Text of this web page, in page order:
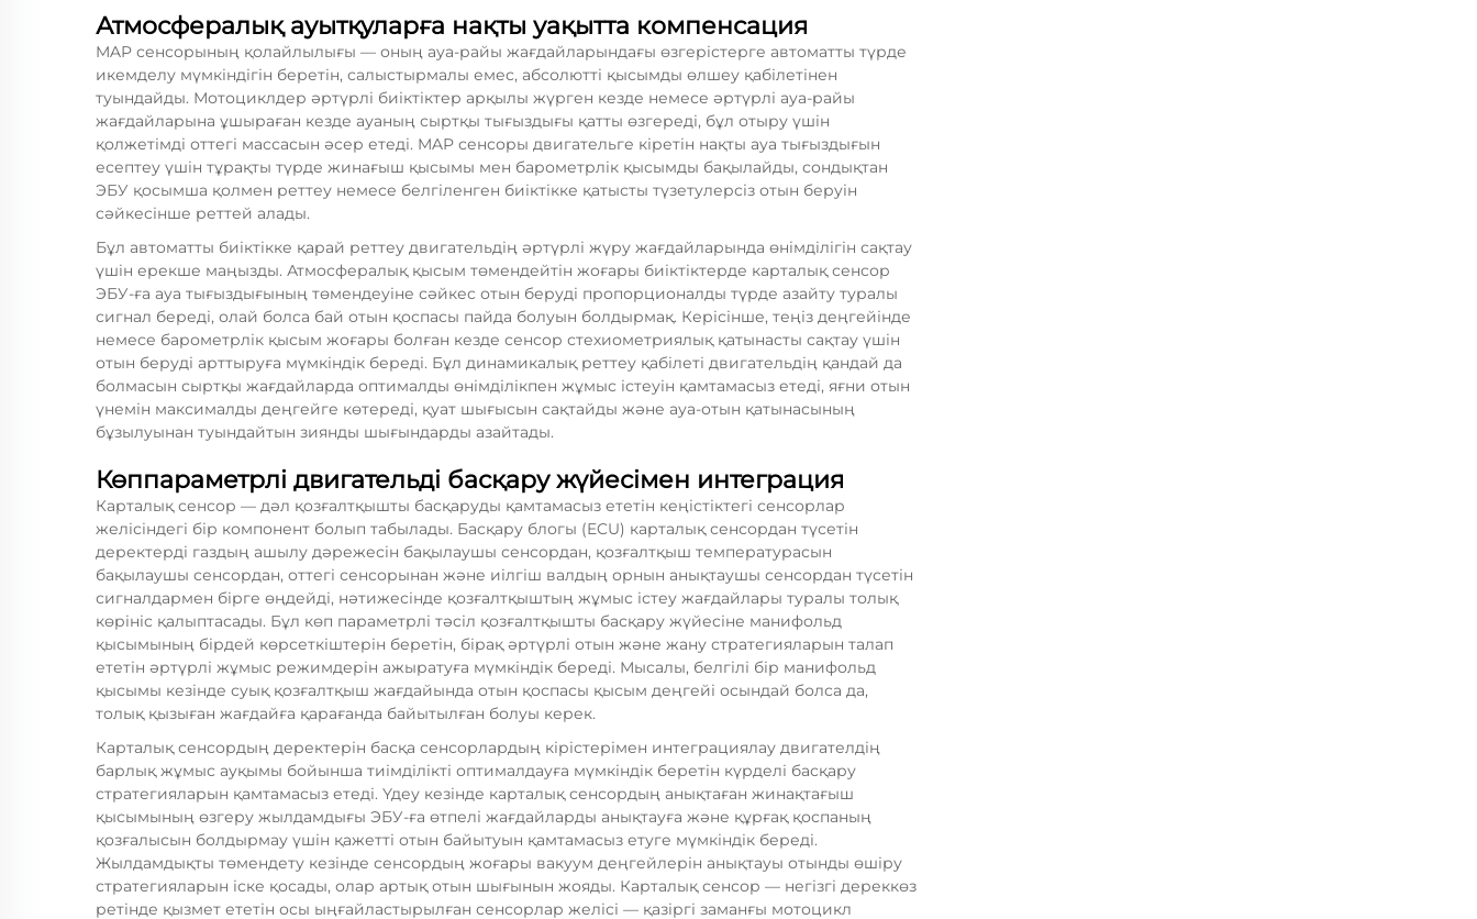
Атмосфералық ауытқуларға нақты уақытта компенсация
MAP сенсорының қолайлылығы — оның ауа-райы жағдайларындағы өзгерістерге автоматты түрде
икемделу мүмкіндігін беретін, салыстырмалы емес, абсолютті қысымды өлшеу қабілетінен
туындайды. Мотоциклдер әртүрлі биіктіктер арқылы жүрген кезде немесе әртүрлі ауа-райы
жағдайларына ұшыраған кезде ауаның сыртқы тығыздығы қатты өзгереді, бұл отыру үшін
қолжетімді оттегі массасын әсер етеді. MAP сенсоры двигательге кіретін нақты ауа тығыздығын
есептеу үшін тұрақты түрде жинағыш қысымы мен барометрлік қысымды бақылайды, сондықтан
ЭБУ қосымша қолмен реттеу немесе белгіленген биіктікке қатысты түзетулерсіз отын беруін
сәйкесінше реттей алады.
Бұл автоматты биіктікке қарай реттеу двигательдің әртүрлі жүру жағдайларында өнімділігін сақтау
үшін ерекше маңызды. Атмосфералық қысым төмендейтін жоғары биіктіктерде карталық сенсор
ЭБУ-ға ауа тығыздығының төмендеуіне сәйкес отын беруді пропорционалды түрде азайту туралы
сигнал береді, олай болса бай отын қоспасы пайда болуын болдырмақ. Керісінше, теңіз деңгейінде
немесе барометрлік қысым жоғары болған кезде сенсор стехиометриялық қатынасты сақтау үшін
отын беруді арттыруға мүмкіндік береді. Бұл динамикалық реттеу қабілеті двигательдің қандай да
болмасын сыртқы жағдайларда оптималды өнімділікпен жұмыс істеуін қамтамасыз етеді, яғни отын
үнемін максималды деңгейге көтереді, қуат шығысын сақтайды және ауа-отын қатынасының
бұзылуынан туындайтын зиянды шығындарды азайтады.
Көппараметрлі двигательді басқару жүйесімен интеграция
Карталық сенсор — дәл қозғалтқышты басқаруды қамтамасыз ететін кеңістіктегі сенсорлар
желісіндегі бір компонент болып табылады. Басқару блогы (ECU) карталық сенсордан түсетін
деректерді газдың ашылу дәрежесін бақылаушы сенсордан, қозғалтқыш температурасын
бақылаушы сенсордан, оттегі сенсорынан және иілгіш валдың орнын анықтаушы сенсордан түсетін
сигналдармен бірге өңдейді, нәтижесінде қозғалтқыштың жұмыс істеу жағдайлары туралы толық
көрініс қалыптасады. Бұл көп параметрлі тәсіл қозғалтқышты басқару жүйесіне манифольд
қысымының бірдей көрсеткіштерін беретін, бірақ әртүрлі отын және жану стратегияларын талап
ететін әртүрлі жұмыс режимдерін ажыратуға мүмкіндік береді. Мысалы, белгілі бір манифольд
қысымы кезінде суық қозғалтқыш жағдайында отын қоспасы қысым деңгейі осындай болса да,
толық қызыған жағдайға қарағанда байытылған болуы керек.
Карталық сенсордың деректерін басқа сенсорлардың кірістерімен интеграциялау двигателдің
барлық жұмыс ауқымы бойынша тиімділікті оптималдауға мүмкіндік беретін күрделі басқару
стратегияларын қамтамасыз етеді. Үдеу кезінде карталық сенсордың анықтаған жинақтағыш
қысымының өзгеру жылдамдығы ЭБУ-ға өтпелі жағдайларды анықтауға және құрғақ қоспаның
қозғалысын болдырмау үшін қажетті отын байытуын қамтамасыз етуге мүмкіндік береді.
Жылдамдықты төмендету кезінде сенсордың жоғары вакуум деңгейлерін анықтауы отынды өшіру
стратегияларын іске қосады, олар артық отын шығынын жояды. Карталық сенсор — негізгі дереккөз
ретінде қызмет ететін осы ыңғайластырылған сенсорлар желісі — қазіргі заманғы мотоцикл